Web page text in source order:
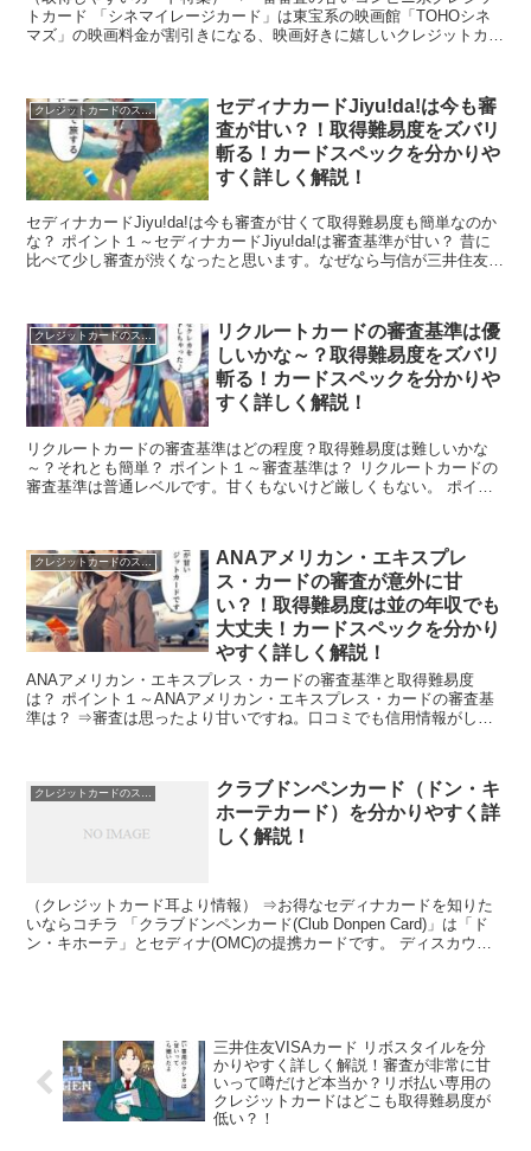
トカード 「シネマイレージカード」は東宝系の映画館「TOHOシネ
マズ」の映画料金が割引きになる、映画好きに嬉しいクレジットカー
クレジットカードのスペック
セディナカードJiyu!da!は今も審
査が甘い？！取得難易度をズバリ
斬る！カードスペックを分かりや
すく詳しく解説！
セディナカードJiyu!da!は今も審査が甘くて取得難易度も簡単なのか
な？ ポイント１～セディナカードJiyu!da!は審査基準が甘い？ 昔に
比べて少し審査が渋くなったと思います。なぜなら与信が三井住友カ
クレジットカードのスペック
リクルートカードの審査基準は優
しいかな～？取得難易度をズバリ
斬る！カードスペックを分かりや
すく詳しく解説！
リクルートカードの審査基準はどの程度？取得難易度は難しいかな
～？それとも簡単？ ポイント１～審査基準は？ リクルートカードの
審査基準は普通レベルです。甘くもないけど厳しくもない。 ポイン
クレジットカードのスペック
ANAアメリカン・エキスプレ
ス・カードの審査が意外に甘
い？！取得難易度は並の年収でも
大丈夫！カードスペックを分かり
やすく詳しく解説！
ANAアメリカン・エキスプレス・カードの審査基準と取得難易度
は？ ポイント１～ANAアメリカン・エキスプレス・カードの審査基
準は？ ⇒審査は思ったより甘いですね。口コミでも信用情報がしょ
クラブドンペンカード（ドン・キ
ホーテカード）を分かりやすく詳
しく解説！
（クレジットカード耳より情報） ⇒お得なセディナカードを知りた
いならコチラ 「クラブドンペンカード(Club Donpen Card)」は「ド
ン・キホーテ」とセディナ(OMC)の提携カードです。 ディスカウン
三井住友VISAカード リボスタイルを分
かりやすく詳しく解説！審査が非常に甘
いって噂だけど本当か？リボ払い専用の
クレジットカードはどこも取得難易度が
低い？！